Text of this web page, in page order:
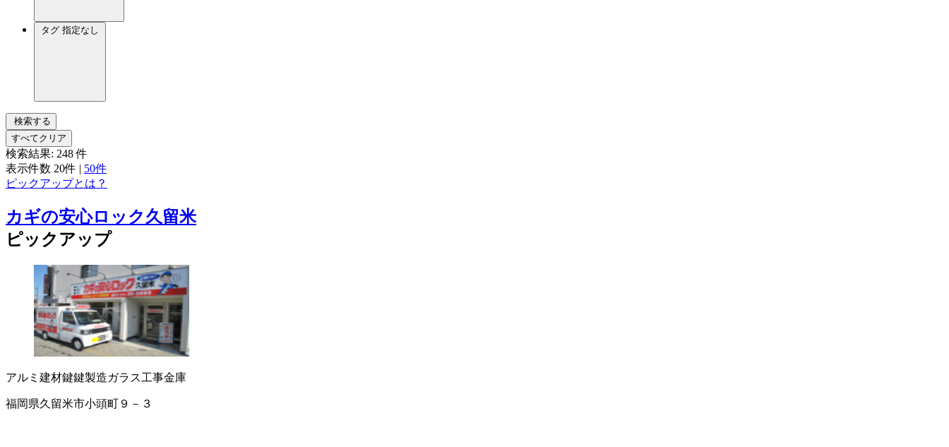
タグ 指定なし
検索する
すべてクリア
検索結果: 248 件
表示件数 20件 | 50件
ピックアップとは？
カギの安心ロック久留米
ピックアップ
アルミ建材鍵鍵製造ガラス工事金庫
福岡県久留米市小頭町９－３